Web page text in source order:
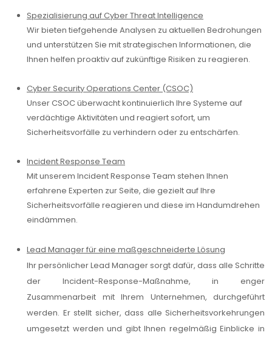
Spezialisierung auf Cyber Threat Intelligence
Wir bieten tiefgehende Analysen zu aktuellen Bedrohungen
und unterstützen Sie mit strategischen Informationen, die
Ihnen helfen proaktiv auf zukünftige Risiken zu reagieren.
Cyber Security Operations Center (CSOC)
Unser CSOC überwacht kontinuierlich Ihre Systeme auf
verdächtige Aktivitäten und reagiert sofort, um
Sicherheitsvorfälle zu verhindern oder zu entschärfen.
Incident Response Team
Mit unserem Incident Response Team stehen Ihnen
erfahrene Experten zur Seite, die gezielt auf Ihre
Sicherheitsvorfälle reagieren und diese im Handumdrehen
eindämmen.
Lead Manager für eine maßgeschneiderte Lösung
Ihr persönlicher Lead Manager sorgt dafür, dass alle Schritte
der Incident-Response-Maßnahme, in enger
Zusammenarbeit mit Ihrem Unternehmen, durchgeführt
werden. Er stellt sicher, dass alle Sicherheitsvorkehrungen
umgesetzt werden und gibt Ihnen regelmäßig Einblicke in